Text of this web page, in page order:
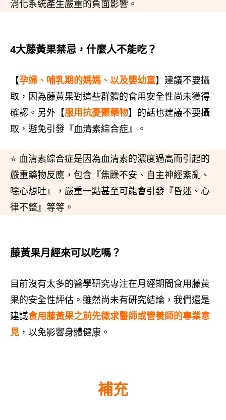
消化系統產生嚴重的負面影響。
4大藤黃果禁忌，什麼人不能吃？
【孕婦、哺乳期的媽媽、以及嬰幼童】建議不要攝
取，因為藤黃果對這些群體的食用安全性尚未獲得
確認。另外【服用抗憂鬱藥物】的話也建議不要攝
取，避免引發『血清素綜合症』。
⭐ 血清素綜合症是因為血清素的濃度過高而引起的
嚴重藥物反應，包含『焦躁不安、自主神經紊亂、
噁心想吐』，嚴重一點甚至可能會引發『昏迷、心
律不整』等等。
藤黃果月經來可以吃嗎？
目前沒有太多的醫學研究專注在月經期間食用藤黃
果的安全性評估。雖然尚未有研究結論，我們還是
建議食用藤黃果之前先徵求醫師或營養師的專業意
見 ，以免影響身體健康。
補充